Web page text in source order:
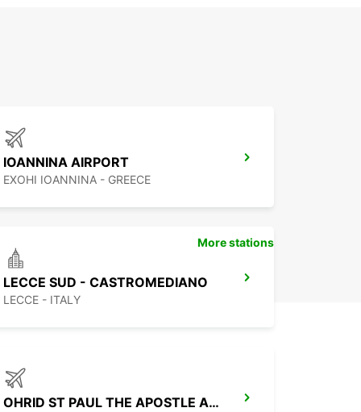
IOANNINA AIRPORT
EXOHI IOANNINA - GREECE
LECCE SUD - CASTROMEDIANO
LECCE - ITALY
OHRID ST PAUL THE APOSTLE AIRPORT
More stations